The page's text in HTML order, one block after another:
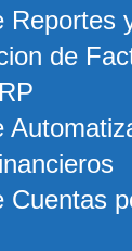
Reportes
de
Cuentas